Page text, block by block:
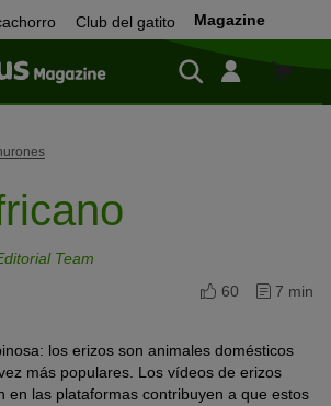
Club del gatito Magazine
Tienda
Team
60
7 min
los erizos son animales domésticos
más populares. Los vídeos de erizos
en las plataformas contribuyen a que estos